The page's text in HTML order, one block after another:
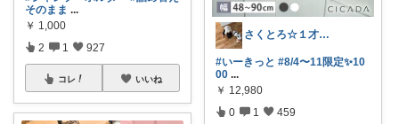
そのまま ...
￥ 1,000
2 1 927
コレ いいね
さくとろ☆１才児ぱぱ
#いーきっと #8/4〜11限定✨10
00 ...
￥ 12,980
0 1 459